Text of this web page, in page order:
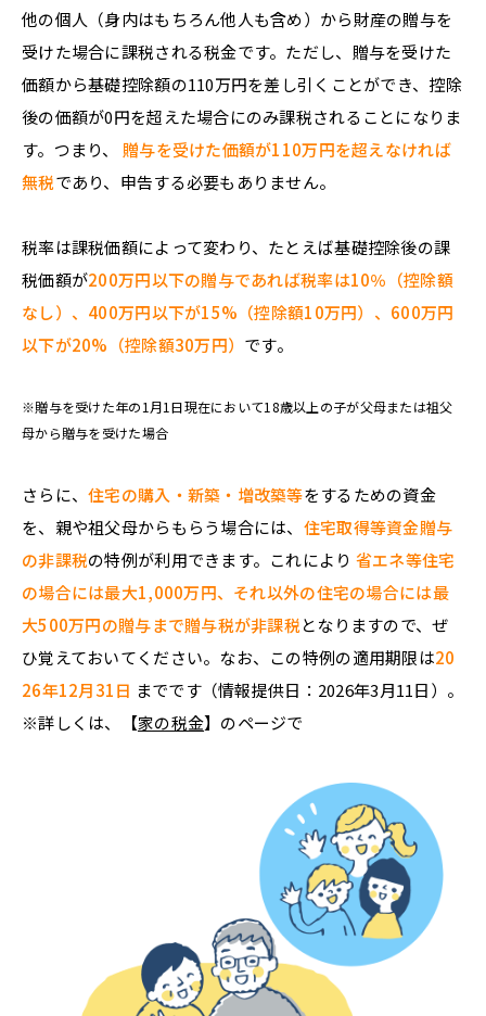
他の個人（身内はもちろん他人も含め）から財産の贈与を
受けた場合に課税される税金です。ただし、贈与を受けた
価額から基礎控除額の110万円を差し引くことができ、控除
後の価額が0円を超えた場合にのみ課税されることになりま
す。つまり、
贈与を受けた価額が110万円を超えなければ
無税であり、申告する必要もありません。
税率は課税価額によって変わり、たとえば基礎控除後の課
税価額が200万円以下の贈与であれば税率は10％（控除額
なし）、400万円以下が15%（控除額10万円）、600万円
以下が20%（控除額30万円） です。
※贈与を受けた年の1月1日現在において18歳以上の子が父母または祖父
母から贈与を受けた場合
さらに、住宅の購入・新築・増改築等をするための資金
を、親や祖父母からもらう場合には、 住宅取得等資金贈与
の非課税の特例が利用できます。これにより 省エネ等住宅
の場合には最大1,000万円、それ以外の住宅の場合には最
大500万円の贈与まで贈与税が非課税となりますので、ぜ
ひ覚えておいてください。なお、この特例の適用期限は20
26年12月31日 までです（情報提供日：2026年3月11日）。
※詳しくは、【家の税金】のページで